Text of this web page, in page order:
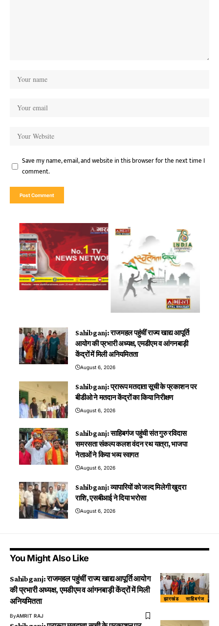
Save my name, email, and website in this browser for the next time I
comment.
Sahibganj: राजमहल पहुंचीं राज्य खाद्य आपूर्ति
आयोग की प्रभारी अध्यक्ष, एमडीएम व आंगनबाड़ी
केंद्रों में मिली अनियमितता
August 6, 2026
Sahibganj: प्रारूप मतदाता सूची के प्रकाशन पर
बीडीओ ने मतदान केंद्रों का किया निरीक्षण
August 6, 2026
Sahibganj: साहिबगंज पहुंची संत गुरु रविदास
समरसता संकल्प कलश वंदन रथ यात्रा, भाजपा
नेताओं ने किया भव्य स्वागत
August 6, 2026
Sahibganj: व्यापारियों को जल्द मिलेगी खुदरा
राशि, एसबीआई ने दिया भरोसा
August 6, 2026
You Might Also Like
झारखंड साहिबगंज
Sahibganj: राजमहल पहुंचीं राज्य खाद्य आपूर्ति आयोग
की प्रभारी अध्यक्ष, एमडीएम व आंगनबाड़ी केंद्रों में मिली
अनियमितता
ByAMRIT RAJ